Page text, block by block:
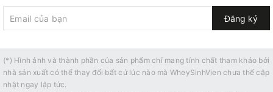
Đăng ký
(*) Hình ảnh và thành phần của sản phẩm chỉ mang tính chất tham khảo bởi
nhà sản xuất có thể thay đổi bất cứ lúc nào mà WheySinhVien chưa thể cập
nhật ngay lập tức.